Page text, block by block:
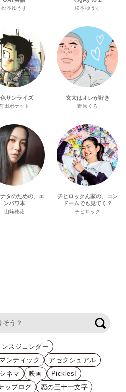
松本ゆうす 松本ゆうす
サンライズ
田ポケット
玄太はオレが好き
野原くろ
タのための、エ
ンパワ本
山﨑穂花
チヒロックん家の、コン
ドームでも見てく？
チヒロック
ンスジェンダー
ンティック
アセクシュアル
ネマ 映画
Pickles!
ップログ
恋の三十一文字